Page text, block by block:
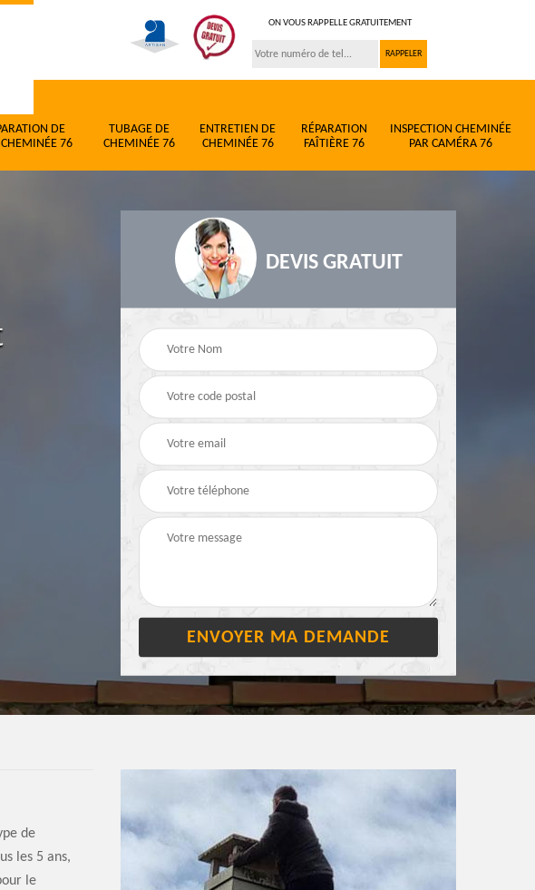
ON VOUS RAPPELLE GRATUITEMENT
DE
76
TUBAGE DE
CHEMINÉE 76
ENTRETIEN DE
CHEMINÉE 76
RÉPARATION
FAÎTIÈRE 76
INSPECTION CHEMINÉE
PAR CAMÉRA 76
DEVIS GRATUIT
de
les 5 ans,
le